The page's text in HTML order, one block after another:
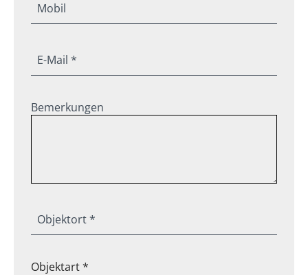
Mobil
E-Mail *
Bemerkungen
Objektort *
Objektart *